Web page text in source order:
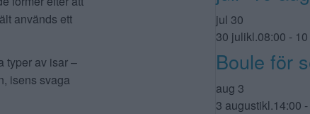
används ett
typer av isar –
isens svaga
jul 30
30 julikl.08:00 -
Boule för
aug 3
3 augustikl.14:00 -